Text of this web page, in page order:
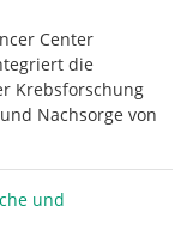
Center
die
Krebsforschung
Nachsorge von
und